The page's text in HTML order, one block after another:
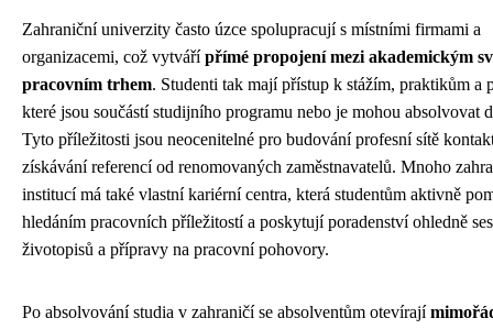
Zahraniční univerzity často úzce spolupracují s místními firmami a
organizacemi, což vytváří přímé propojení mezi akademickým
pracovním trhem. Studenti tak mají přístup k stážím, praktikům a
které jsou součástí studijního programu nebo je mohou absolvovat
Tyto příležitosti jsou neocenitelné pro budování profesní sítě
získávání referencí od renomovaných zaměstnavatelů. Mnoho
institucí má také vlastní kariérní centra, která studentům aktivně
hledáním pracovních příležitostí a poskytují poradenství ohledně
životopisů a přípravy na pracovní pohovory.
Po absolvování studia v zahraničí se absolventům otevírají